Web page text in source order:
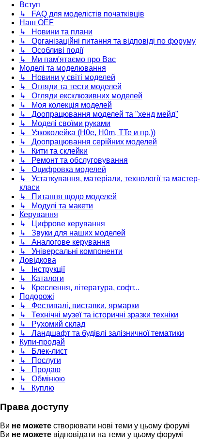
Вступ
↳ FAQ для моделістів початківців
Наш OEF
↳ Новини та плани
↳ Організаційні питання та відповіді по форуму
↳ Особливі події
↳ Ми пам'ятаємо про Вас
Моделі та моделювання
↳ Новини у світі моделей
↳ Огляди та тести моделей
↳ Огляди ексклюзивних моделей
↳ Моя колекція моделей
↳ Доопрацювання моделей та "хенд мейд"
↳ Моделі своїми руками
↳ Узкоколейка (H0e, H0m, TTe и пр.))
↳ Доопрацювання серійних моделей
↳ Кити та склейки
↳ Ремонт та обслуговування
↳ Оцифровка моделей
↳ Устаткування, матеріали, технології та мастер-
класи
↳ Питання щодо моделей
↳ Модулі та макети
Керування
↳ Цифрове керування
↳ Звуки для наших моделей
↳ Аналогове керування
↳ Універсальні компоненти
Довідкова
↳ Інструкції
↳ Каталоги
↳ Креслення, література, софт...
Подорожі
↳ Фестивалі, виставки, ярмарки
↳ Технічні музеї та історичні зразки техніки
↳ Рухомий склад
↳ Ландшафт та будівлі залізничної тематики
Купи-продай
↳ Блек-лист
↳ Послуги
↳ Продаю
↳ Обмінюю
↳ Куплю
Права доступу
Ви не можете створювати нові теми у цьому форумі
Ви не можете відповідати на теми у цьому форумі